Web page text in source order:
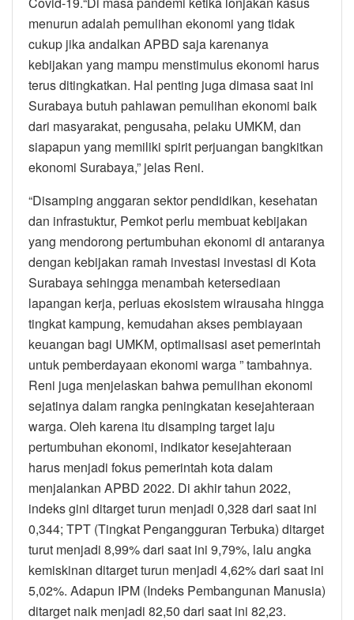
menurun adalah pemulihan ekonomi yang tidak
cukup jika andalkan APBD saja karenanya
kebijakan yang mampu menstimulus ekonomi harus
terus ditingkatkan. Hal penting juga dimasa saat ini
Surabaya butuh pahlawan pemulihan ekonomi baik
dari masyarakat, pengusaha, pelaku UMKM, dan
siapapun yang memiliki spirit perjuangan bangkitkan
ekonomi Surabaya,” jelas Reni.
“Disamping anggaran sektor pendidikan, kesehatan
dan infrastuktur, Pemkot perlu membuat kebijakan
yang mendorong pertumbuhan ekonomi di antaranya
dengan kebijakan ramah investasi investasi di Kota
Surabaya sehingga menambah ketersediaan
lapangan kerja, perluas ekosistem wirausaha hingga
tingkat kampung, kemudahan akses pembiayaan
keuangan bagi UMKM, optimalisasi aset pemerintah
untuk pemberdayaan ekonomi warga ” tambahnya.
Reni juga menjelaskan bahwa pemulihan ekonomi
sejatinya dalam rangka peningkatan kesejahteraan
warga. Oleh karena itu disamping target laju
pertumbuhan ekonomi, indikator kesejahteraan
harus menjadi fokus pemerintah kota dalam
menjalankan APBD 2022. Di akhir tahun 2022,
indeks gini ditarget turun menjadi 0,328 dari saat ini
0,344; TPT (Tingkat Pengangguran Terbuka) ditarget
turut menjadi 8,99% dari saat ini 9,79%, lalu angka
kemiskinan ditarget turun menjadi 4,62% dari saat ini
5,02%. Adapun IPM (Indeks Pembangunan Manusia)
ditarget naik menjadi 82,50 dari saat ini 82,23.